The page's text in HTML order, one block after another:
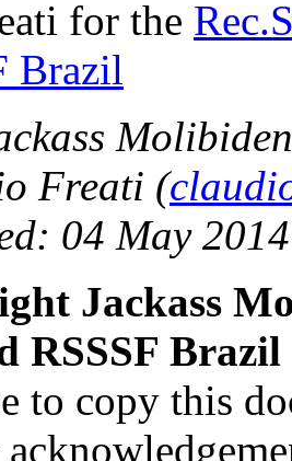
for the
Brazil
Freati (
04 May 2014
Jackass
RSSSF Brazil
to copy this